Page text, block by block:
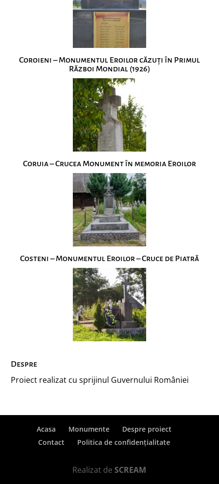
Coroieni – Monumentul Eroilor căzuţi în Primul
Război Mondial (1926)
Coruia – Crucea Monument în memoria Eroilor
Costeni – Monumentul Eroilor – Cruce de Piatră
Despre
Proiect realizat cu sprijinul Guvernului României
Acasa Monumente
Despre proiect
Contact
Politica de confidențialitate
Realizat deSCREAM